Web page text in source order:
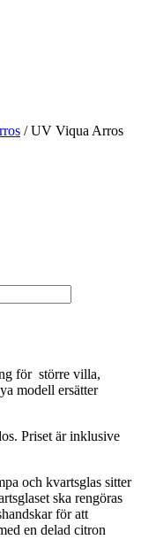
/ UV Viqua Arros
för större villa,
modell ersätter
Priset är inklusive
och kvartsglas sitter
ska rengöras
för att
en delad citron